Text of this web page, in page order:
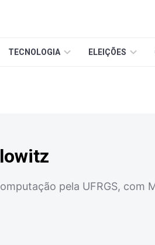
TECNOLOGIA ELEIÇÕES
pela UFRGS, com